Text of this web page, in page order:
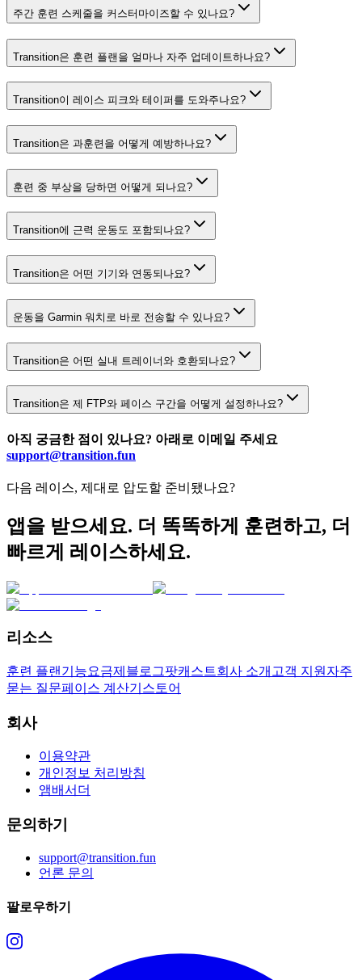
주간 훈련 스케줄을 커스터마이즈할 수 있나요?
Transition은 훈련 플랜을 얼마나 자주 업데이트하나요?
Transition이 레이스 피크와 테이퍼를 도와주나요?
Transition은 과훈련을 어떻게 예방하나요?
훈련 중 부상을 당하면 어떻게 되나요?
Transition에 근력 운동도 포함되나요?
Transition은 어떤 기기와 연동되나요?
운동을 Garmin 워치로 바로 전송할 수 있나요?
Transition은 어떤 실내 트레이너와 호환되나요?
Transition은 제 FTP와 페이스 구간을 어떻게 설정하나요?
아직 궁금한 점이 있나요? 아래로 이메일 주세요
support@transition.fun
다음 레이스, 제대로 압도할 준비됐나요?
앱을 받으세요. 더 똑똑하게 훈련하고, 더
빠르게 레이스하세요.
리소스
훈련 플랜 기능요금제 블로그팟캐스트회사 소개 고객 지원 자주
묻는 질문페이스 계산기 스토어
회사
이용약관
개인정보 처리방침
앰배서더
문의하기
support@transition.fun
언론 문의
팔로우하기